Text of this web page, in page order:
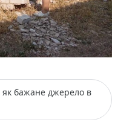
як бажане джерело в